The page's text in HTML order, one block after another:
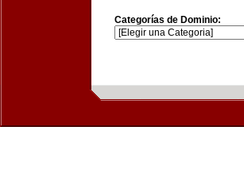
Categorías de Dominio: